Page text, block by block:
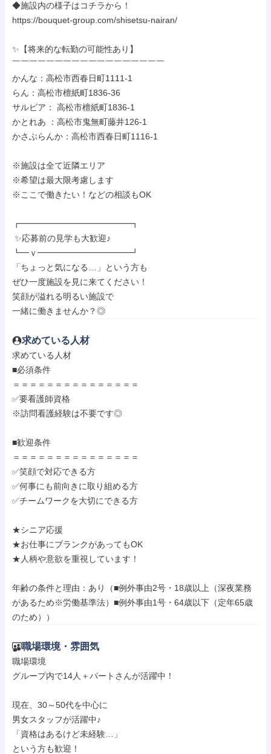
◆施設内の様子はコチラから！
https://bouquet-group.com/shisetsu-nairan/
✨【将来的な転勤の可能性あり】
￣￣￣￣￣￣￣￣￣￣￣￣￣￣￣￣￣￣
かんな：高松市西春日町1111-1
らん：高松市檀紙町1836-36
サルビア： 高松市檀紙町1836-1
かとれあ ：高松市鬼無町藤井126-1
かさぶらんか：高松市西春日町1116-1
※施設は全て近隣エリア
※希望は最大限考慮します
※ここで働きたい！などの相談もOK
┏━━━━━━━━━━━━━┓
┗━ｖ━━━━━━━━━━━┛
「ちょっと気になる…」という方も
ぜひ一度施設を見に来てください！
笑顔が溢れる明るい施設で
一緒に働きませんか？◎
求めている人材
求めている人材
■必須条件
＝＝＝＝＝＝＝＝＝＝＝＝＝＝＝
✅要看護師資格
※訪問看護経験は不要です◎
■歓迎条件
＝＝＝＝＝＝＝＝＝＝＝＝＝＝＝
✅笑顔で対応できる方
✅何事にも前向きに取り組める方
✅チームワークを大切にできる方
★シニア応援
★お仕事にブランクがあってもOK
★人柄や意欲を重視しています！
年齢の条件と理由：あり（■例外事由2号・18歳以上（深夜業務
があるため※労働基準法）■例外事由1号・64歳以下（定年65歳
のため））
職場環境・雰囲気
職場環境
グループ内で14人＋パートさんが活躍中！
現在、30～50代を中心に
男女スタッフが活躍中♪
「資格はあるけど未経験…」
という方も歓迎！